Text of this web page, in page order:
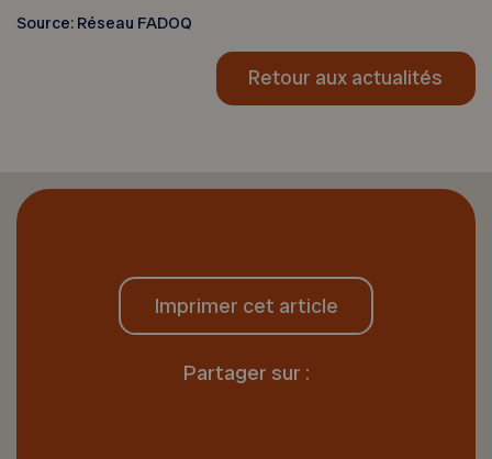
Source: Réseau FADOQ
Retour aux actualités
Imprimer cet article
Partager sur :